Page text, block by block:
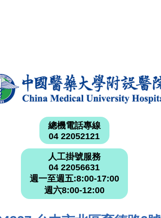
總機電話專線
04 22052121
人工掛號服務
04 22056631
週一至週五:8:00-17:00
週六8:00-12:00